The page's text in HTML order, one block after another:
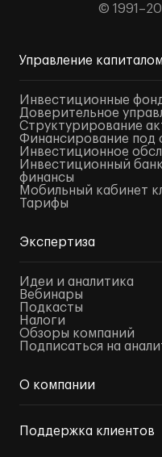
©
Управление капиталом
Инвестиционные
Доверительное
Структурирование
Финансирование под
Инвестиционное
Инвестиционный
финансы
Мобильный кабинет
Тарифы
Экспертиза
Идеи и аналитика
Вебинары
Подкасты
Налоги
Обзоры компаний
Подписаться на
О компании
Поддержка клиентов